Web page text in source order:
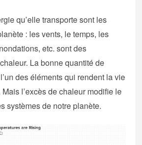
qu’elle transporte sont les
: les vents, le temps, les
etc. sont des
La bonne quantité de
des éléments qui rendent la vie
l’excès de chaleur modifie le
systèmes de notre planète.